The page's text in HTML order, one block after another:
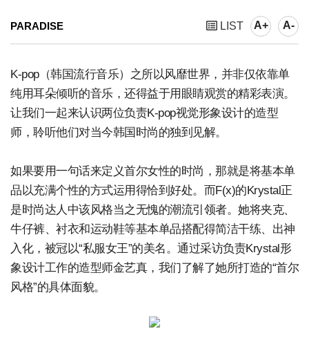
PARADISE LIST A+ A-
K-pop（韩国流行音乐）之所以风靡世界，并非仅依靠单
纯用耳朵倾听的音乐，还得益于用眼睛观赏的精彩表演。
让我们一起来认识两位负责K-pop视觉形象设计的造型
师，聆听他们对当今韩国时尚的独到见解。
如果要用一句话来定义首尔女性的时尚，那就是将基本单
品以充满个性的方式运用得恰到好处。而F(x)的Krystal正
是时尚达人中该风格当之无愧的潮流引领者。她将夹克、
牛仔裤、衬衣和运动鞋等基本单品搭配得简洁干练、出神
入化，被冠以“私服女王”的美名。通过采访负责Krystal形
象设计工作的造型师金艺真，我们了解了她所打造的“首尔
风格”的具体面貌。